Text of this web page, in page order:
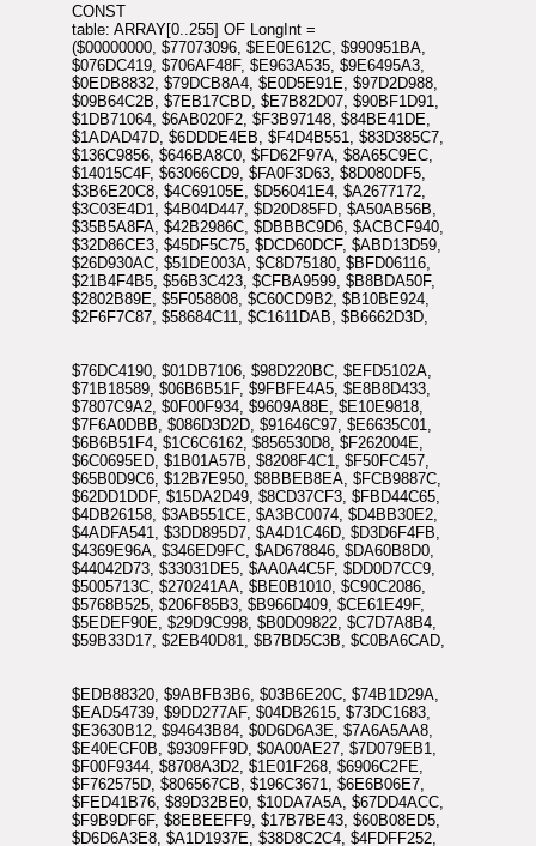
CONST
table: ARRAY[0..255] OF LongInt =
($00000000, $77073096, $EE0E612C, $990951BA,
$076DC419, $706AF48F, $E963A535, $9E6495A3,
$0EDB8832, $79DCB8A4, $E0D5E91E, $97D2D988,
$09B64C2B, $7EB17CBD, $E7B82D07, $90BF1D91,
$1DB71064, $6AB020F2, $F3B97148, $84BE41DE,
$1ADAD47D, $6DDDE4EB, $F4D4B551, $83D385C7,
$136C9856, $646BA8C0, $FD62F97A, $8A65C9EC,
$14015C4F, $63066CD9, $FA0F3D63, $8D080DF5,
$3B6E20C8, $4C69105E, $D56041E4, $A2677172,
$3C03E4D1, $4B04D447, $D20D85FD, $A50AB56B,
$35B5A8FA, $42B2986C, $DBBBC9D6, $ACBCF940,
$32D86CE3, $45DF5C75, $DCD60DCF, $ABD13D59,
$26D930AC, $51DE003A, $C8D75180, $BFD06116,
$21B4F4B5, $56B3C423, $CFBA9599, $B8BDA50F,
$2802B89E, $5F058808, $C60CD9B2, $B10BE924,
$2F6F7C87, $58684C11, $C1611DAB, $B6662D3D,
$76DC4190, $01DB7106, $98D220BC, $EFD5102A,
$71B18589, $06B6B51F, $9FBFE4A5, $E8B8D433,
$7807C9A2, $0F00F934, $9609A88E, $E10E9818,
$7F6A0DBB, $086D3D2D, $91646C97, $E6635C01,
$6B6B51F4, $1C6C6162, $856530D8, $F262004E,
$6C0695ED, $1B01A57B, $8208F4C1, $F50FC457,
$65B0D9C6, $12B7E950, $8BBEB8EA, $FCB9887C,
$62DD1DDF, $15DA2D49, $8CD37CF3, $FBD44C65,
$4DB26158, $3AB551CE, $A3BC0074, $D4BB30E2,
$4ADFA541, $3DD895D7, $A4D1C46D, $D3D6F4FB,
$4369E96A, $346ED9FC, $AD678846, $DA60B8D0,
$44042D73, $33031DE5, $AA0A4C5F, $DD0D7CC9,
$5005713C, $270241AA, $BE0B1010, $C90C2086,
$5768B525, $206F85B3, $B966D409, $CE61E49F,
$5EDEF90E, $29D9C998, $B0D09822, $C7D7A8B4,
$59B33D17, $2EB40D81, $B7BD5C3B, $C0BA6CAD,
$EDB88320, $9ABFB3B6, $03B6E20C, $74B1D29A,
$EAD54739, $9DD277AF, $04DB2615, $73DC1683,
$E3630B12, $94643B84, $0D6D6A3E, $7A6A5AA8,
$E40ECF0B, $9309FF9D, $0A00AE27, $7D079EB1,
$F00F9344, $8708A3D2, $1E01F268, $6906C2FE,
$F762575D, $806567CB, $196C3671, $6E6B06E7,
$FED41B76, $89D32BE0, $10DA7A5A, $67DD4ACC,
$F9B9DF6F, $8EBEEFF9, $17B7BE43, $60B08ED5,
$D6D6A3E8, $A1D1937E, $38D8C2C4, $4FDFF252,